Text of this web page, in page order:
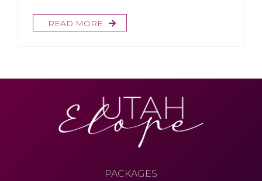
READ MORE
PACKAGES